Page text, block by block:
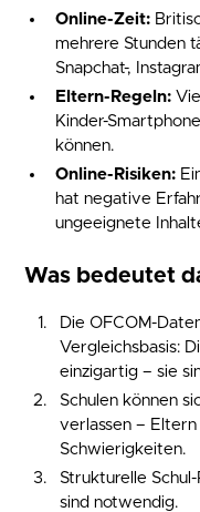
Online-Zeit:
mehrere Stunden
Snapchat-,
Eltern-Regeln:
Kinder-
können.
Online-Risiken:
hat negative
ungeeignete
Was bedeutet
Die OFCOM-
Vergleichsbasis:
einzigartig – sie
Schulen können
verlassen –
Schwierigkeiten.
Strukturelle
sind notwendig.